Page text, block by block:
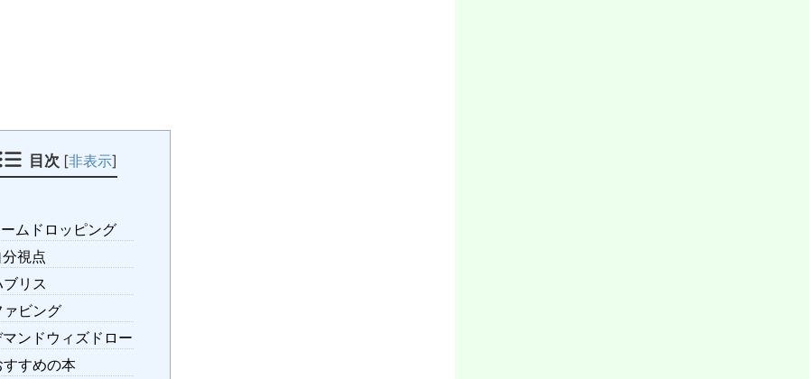
目次 [非表示]
ムドロッピング
分視点
ブリス
ァビング
マンドウィズドロー
すすめの本